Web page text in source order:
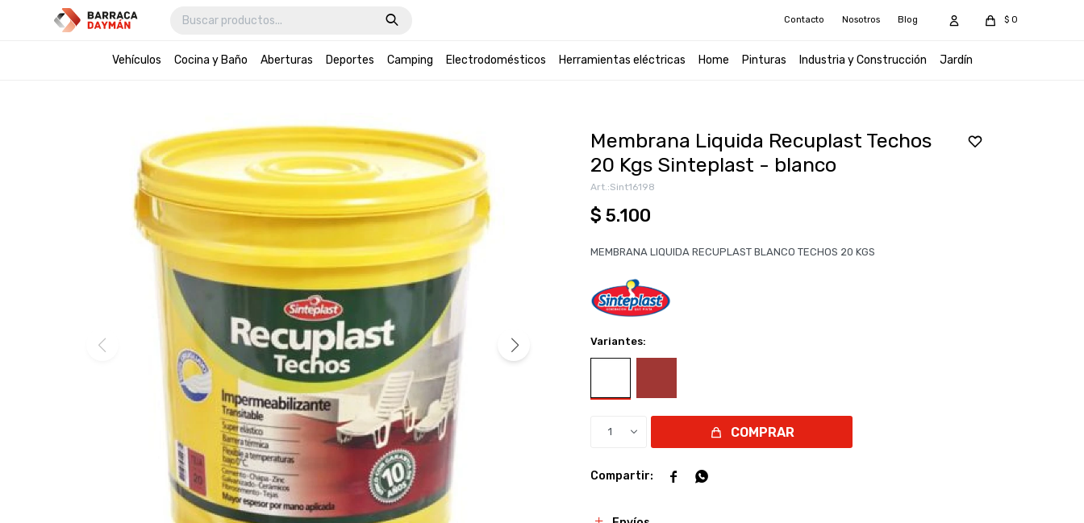
Vehículos Cocina y Baño Aberturas Deportes Camping Electrodomésticos Herramientas eléctricas Home Pinturas Industria y Construcción Jardín
$ 0
Contacto Nosotros Blog
Membrana Liquida Recuplast Techos
20 Kgs Sinteplast - blanco
Sint16198
$ 5.100
MEMBRANA LIQUIDA RECUPLAST BLANCO TECHOS 20 KGS
Variantes:
1 COMPRAR
 